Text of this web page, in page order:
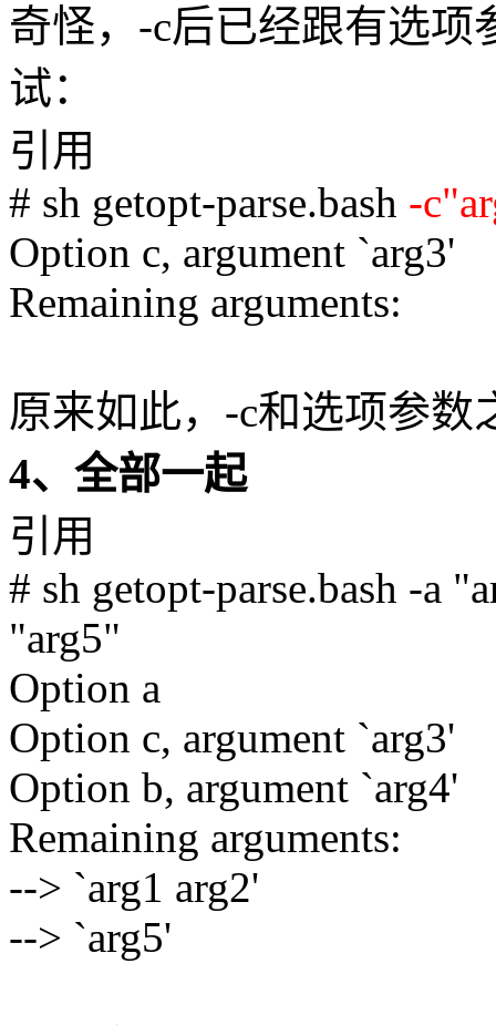
奇怪，-c后已经跟有选
试：
引用
# sh getopt-parse.bash -
Option c, argument `arg3'
Remaining arguments:
原来如此，-c和选项参数
4、全部一起
引用
# sh getopt-parse.bash -a
"arg5"
Option a
Option c, argument `arg3'
Option b, argument `arg4'
Remaining arguments:
--> `arg1 arg2'
--> `arg5'